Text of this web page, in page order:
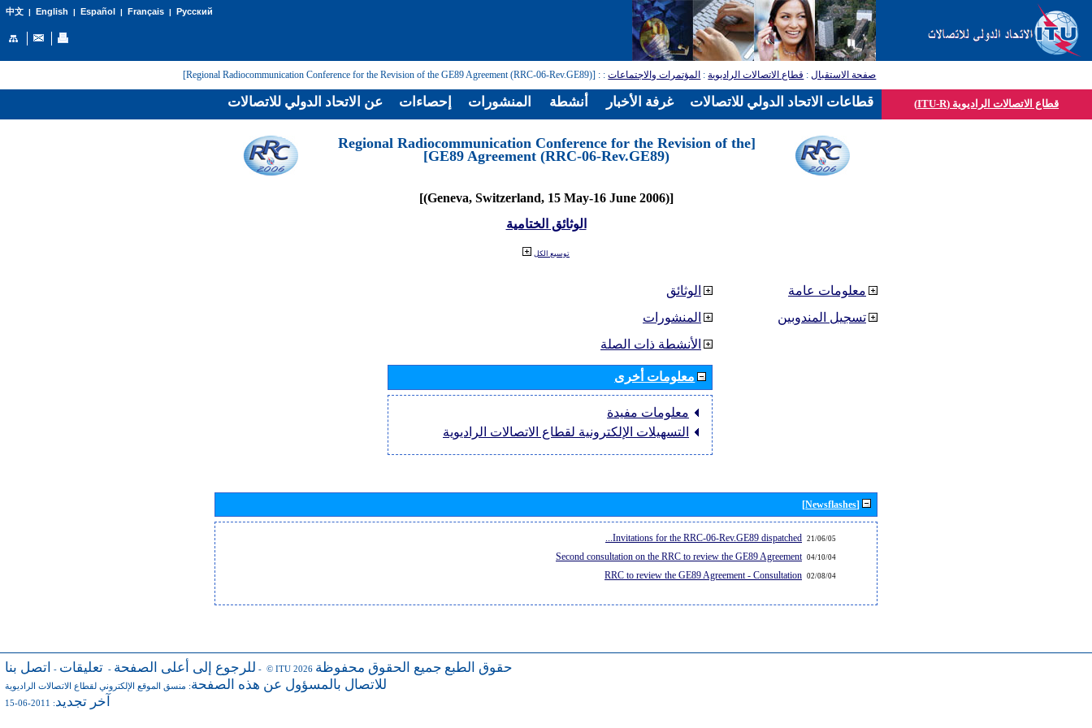
中文| English | Español | Français| Русский
صفحة الاستقبال: قطاع الاتصالات الراديوية: المؤتمرات والاجتماعات:
: [Regional Radiocommunication Conference for the Revision of the GE89 Agreement (RRC-06-Rev.GE89)]
قطاع الاتصالات الراديوية (ITU-R)
[Regional Radiocommunication Conference for the Revision of the
GE89 Agreement (RRC-06-Rev.GE89)]
[(Geneva, Switzerland, 15 May-16 June 2006)]
الوثائق الختامية
توسيع الكل
الوثائق
المنشورات
الأنشطة ذات الصلة
معلومات أخرى
معلومات مفيدة
التسهيلات الإلكترونية لقطاع الاتصالات الراديوية
معلومات عامة
تسجيل المندوبين
[Newsflashes]
21/06/05
Invitations for the RRC-06-Rev.GE89 dispatched...
04/10/04
Second consultation on the RRC to review the GE89 Agreement
02/08/04
RRC to review the GE89 Agreement - Consultation
للرجوع إلى أعلى الصفحة - تعليقات - اتصل بنا - © ITU 2026 حقوق الطبع جميع الحقوق محفوظة
للاتصال بالمسؤول عن هذه الصفحة: منسق الموقع الإلكتروني لقطاع الاتصالات الراديوية
آخر تجديد: 2011-06-15
عن الاتحاد الدولي للاتصالات إحصاءات المنشورات أنشطة غرفة الأخبار قطاعات الاتحاد الدولي للاتصالات